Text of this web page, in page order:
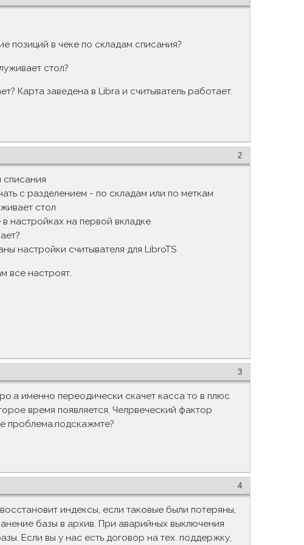
позиций в чеке по складам списания?
стол?
Карта заведена в Libra и считыватель работает.
2
списания
с разделением - по складам или по меткам
стол
настройках на первой вкладке
настройки считывателя для LibroTS
все настроят.
3
именно переодически скачет касса то в плюс
время появляется. Челрвеческий фактор
проблема.подскажмте?
4
индексы, если таковые были потеряны,
базы в архив. При аварийных выключения
Если вы у нас есть договор на тех. поддержку,